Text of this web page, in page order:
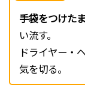
手袋をつけた
い流す。
ドライヤー・
気を切る。